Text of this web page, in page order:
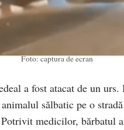
Foto: captura de ecran
a fost atacat de un
sălbatic pe o
medicilor, bărbatul